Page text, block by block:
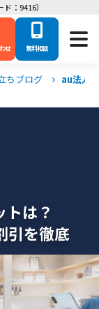
：9416）
せ 無料相談
ちブログ au法人
は？
引を徹底